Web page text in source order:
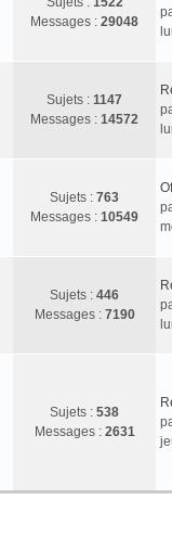
Messages : 29048
Sujets : 1147
Messages : 14572
Sujets : 763
Messages : 10549
Sujets : 446
Messages : 7190
Sujets : 538
Messages : 2631